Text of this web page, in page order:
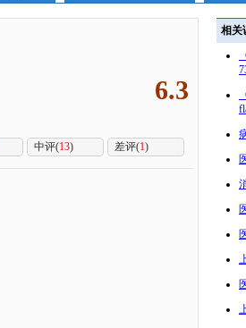
6.3
差评(1)
中评(13)
相关